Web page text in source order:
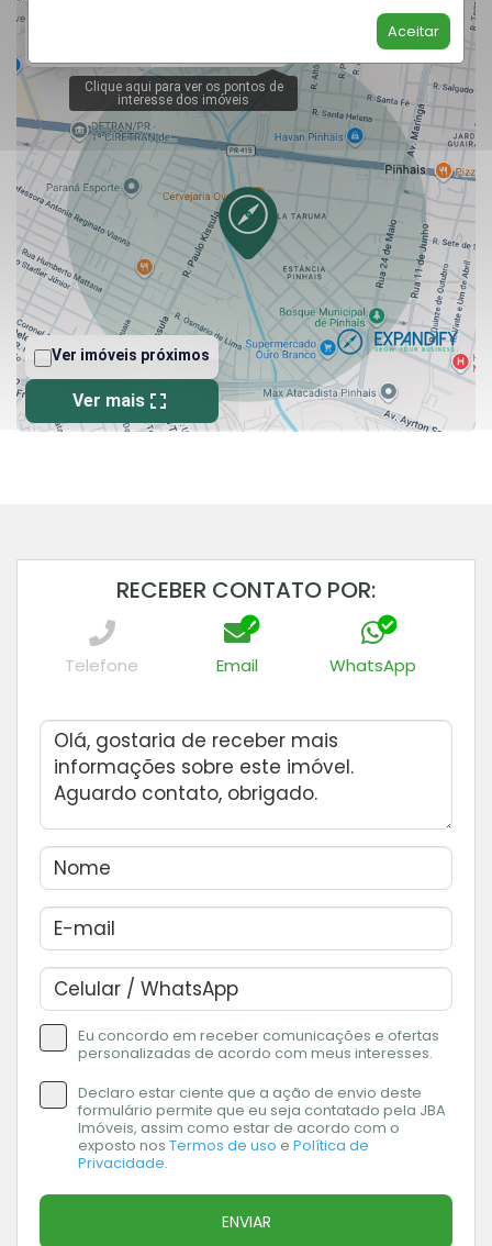
Aceitar
RECEBER CONTATO POR:
Telefone Email WhatsApp
Eu concordo em receber comunicações e ofertas
personalizadas de acordo com meus interesses.
Declaro estar ciente que a ação de envio deste
formulário permite que eu seja contatado pela JBA
Imóveis, assim como estar de acordo com o
exposto nos Termos de uso e Política de
Privacidade.
ENVIAR